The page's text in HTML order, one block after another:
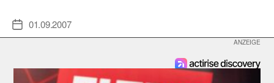
Veröffentlichungsdatum
01.09.2007